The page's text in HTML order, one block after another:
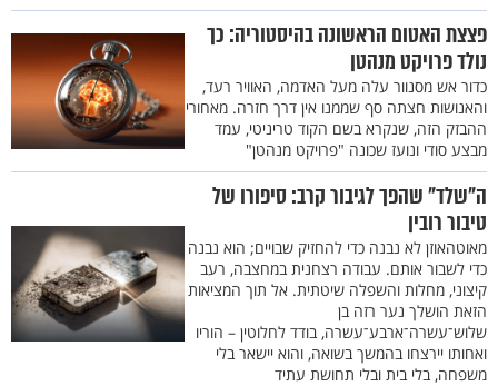
פצצת האטום הראשונה בהיסטוריה: כך
נולד פרויקט מנהטן
כדור אש מסנוור עלה מעל האדמה, האוויר רעד,
והאנושות חצתה סף שממנו אין דרך חזרה. מאחורי
ההבזק הזה, שנקרא בשם הקוד טריניטי, עמד
מבצע סודי ונועז שכונה "פרויקט מנהטן"
ה"שלד" שהפך לגיבור קרב: סיפורו של
טיבור רובין
מאוטהאוזן לא נבנה כדי להחזיק שבויים; הוא נבנה
כדי לשבור אותם. עבודה רצחנית במחצבה, רעב
קיצוני, מחלות והשפלה שיטתית. אל תוך המציאות
הזאת הושלך נער רזה בן
שלוש־עשרה־ארבע־עשרה, בודד לחלוטין – הוריו
ואחותו יירצחו בהמשך בשואה, והוא יישאר בלי
משפחה, בלי בית ובלי תחושת עתיד